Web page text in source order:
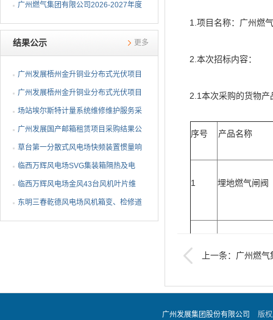
1.项目名称：广州燃
2.本次招标内容：
2.1本次采购的货物
序号 产品名称
1 埋地燃气闸阀
上一条：广州燃
网更新工程招标公告
广州燃气集团有限公司2026-2027年度
燃气用埋地聚乙烯（PE1...
结果公示 更多
广州发展梧州金升铜业分布式光伏项目
EPC总承包中标候选人公示
广州发展梧州金升铜业分布式光伏项目
EPC总承包中标候选人公示
场站埃尔斯特计量系统维修维护服务采
购项目成交候选人公示
广州发展国产邮箱租赁项目采购结果公
告
草台第一分散式风电场快频装置惯量响
应改造项目采购结果公告
临西万辉风电场SVG集装箱隔热及电
抗器围栏改造项目采购结...
临西万辉风电场金风43台风机叶片维
修项目采购结果公告
东明三春乾德风电场风机箱变、检修道
路除草及箱变基础排水...
广州发展集团股份有限公司 版